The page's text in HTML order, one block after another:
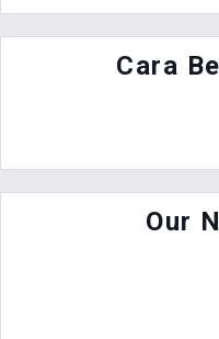
Cara
Our